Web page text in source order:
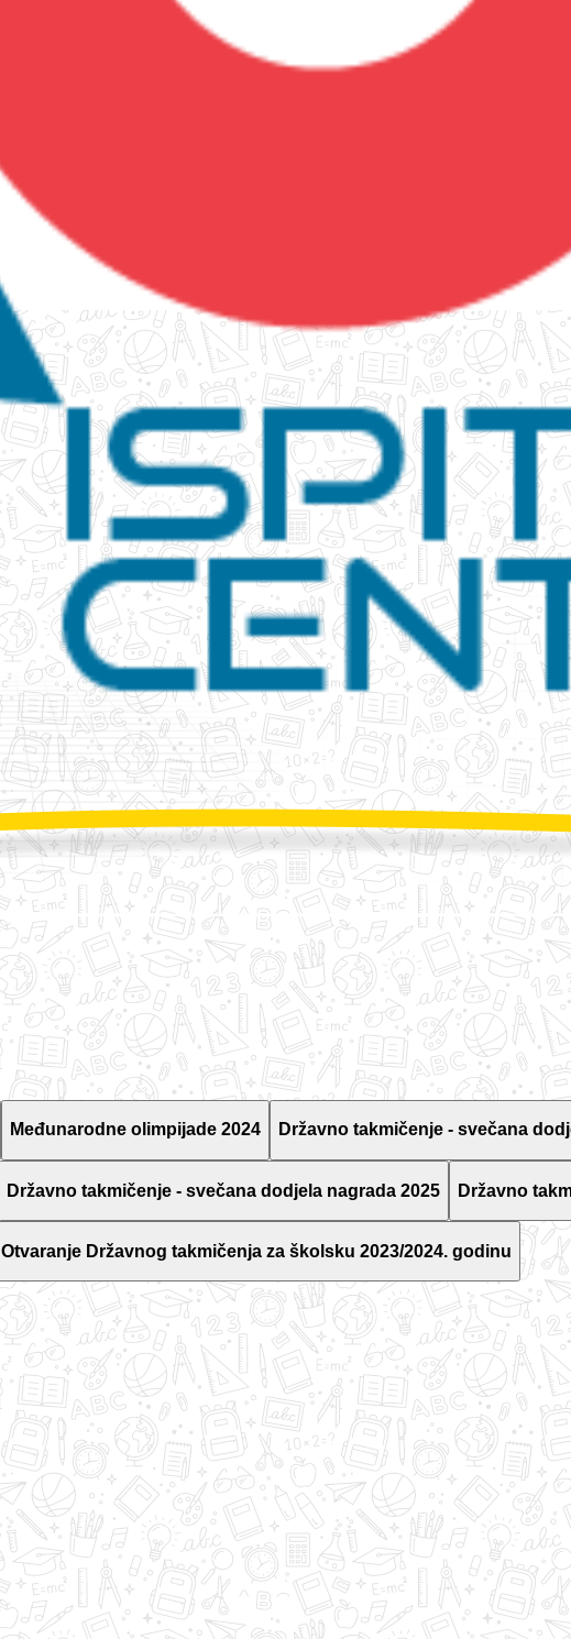
Međunarodne olimpijade 2024 Državno takmičenje - svečana
Državno takmičenje - svečana dodjela nagrada 2025 Državno
Otvaranje Državnog takmičenja za školsku 2023/2024. godinu